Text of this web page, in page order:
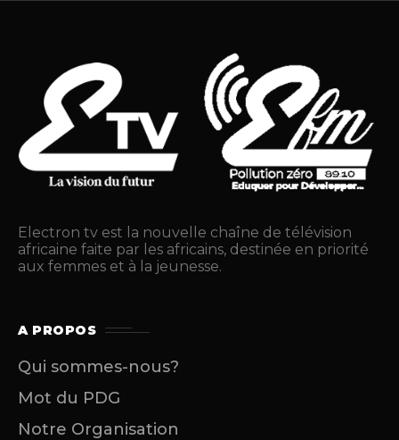
Electron tv est la nouvelle chaîne de télévision
africaine faite par les africains, destinée en priorité
aux femmes et à la jeunesse.
A PROPOS
Qui sommes-nous?
Mot du PDG
Notre Organisation